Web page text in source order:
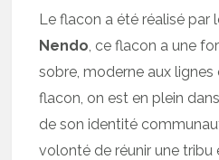
Le flacon a été réalisé par
Nendo, ce flacon a une
sobre, moderne aux lignes
flacon, on est en plein
de son identité
volonté de réunir une